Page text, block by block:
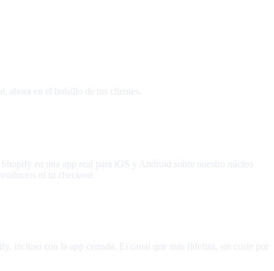
ahora en el bolsillo de tus clientes.
en una app real para iOS y Android sobre nuestro núcleo
ni tu checkout.
incluso con la app cerrada. El canal que más fideliza, sin coste por